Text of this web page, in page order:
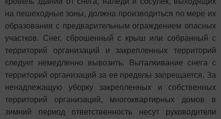
на пешеходные зоны, должна производиться по мере их
образования с предварительным ограждением опасных
участков. Снег, сброшенный с крыш или собранный с
территорий организаций и закрепленных территорий
следует немедленно вывозить. Выталкивание снега с
территорий организаций за ее пределы запрещается. За
ненадлежащую уборку закрепленных и собственных
территорий организаций, многоквартирных домов в
зимний период ответственность несут руководители